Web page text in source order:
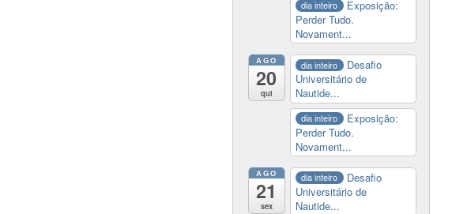
dia inteiro
Exposição:
Perder Tudo.
Novament...
AGO
20
qui
dia inteiro
Desafio
Universitário de
Nautide...
dia inteiro
Exposição:
Perder Tudo.
Novament...
AGO
21
sex
dia inteiro
Desafio
Universitário de
Nautide...